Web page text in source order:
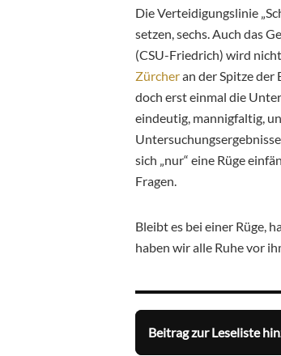
Die Verteidigungslinie
setzen, sechs. Auch das
(CSU-Friedrich) wird
Zürcheran der Spitze der
doch erst einmal die
eindeutig, mannigfaltig,
sich „nur“ eine Rüge
Fragen.
Bleibt es bei einer Rüge,
haben wir alle Ruhe vor
Beitrag zur Leseliste